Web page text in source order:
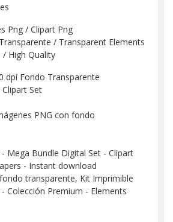
Png / Clipart Png
/ Transparent Elements
/ High Quality
dpi Fondo Transparente
Set
PNG con fondo
Mega Bundle Digital Set - Clipart
- Instant download
transparente, Kit Imprimible
Colección Premium - Elements